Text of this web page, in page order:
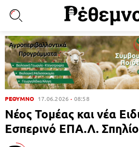
ΡΕΘΥΜΝΟ 17.06.2026 08:58
Νέος Τομέας και νέα
Εσπερινό ΕΠΑ.Λ.